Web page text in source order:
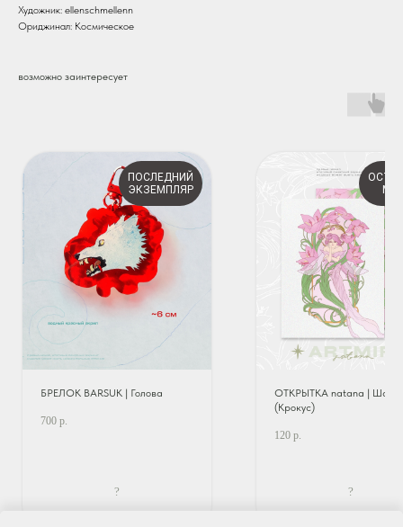
Художник: ellenschmellenn
Ориджинал: Космическое
возможно заинтересует
ПОСЛЕДНИЙ
ЭКЗЕМПЛЯР
БРЕЛОК BARSUK | Голова
700 р.
?
ОТКРЫТКА natana |
(Крокус)
120 р.
?